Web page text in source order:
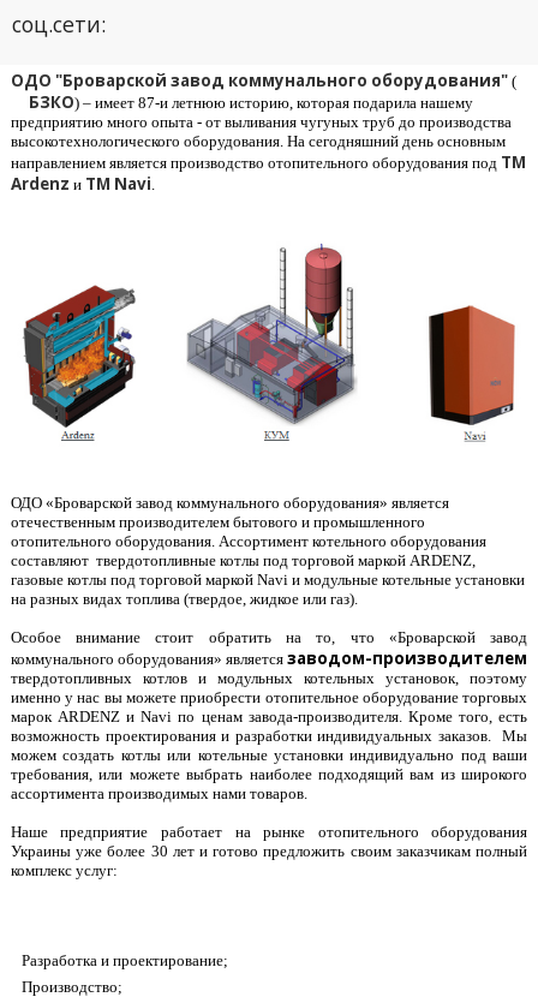
соц.сети:
ОДО "Броварской завод коммунального оборудования" (
БЗКО) – имеет 87-и летнюю историю, которая подарила нашему
предприятию много опыта - от выливания чугуных труб до производства
высокотехнологического оборудования. На сегодняшний день основным
направлением является производство отопительного оборудования под ТМ
Ardenz и ТМ Navi.
ОДО «Броварской завод коммунального оборудования» является
отечественным производителем бытового и промышленного
отопительного оборудования. Ассортимент котельного оборудования
составляют твердотопливные котлы под торговой маркой ARDENZ,
газовые котлы под торговой маркой Navi и модульные котельные установки
на разных видах топлива (твердое, жидкое или газ).
Особое внимание стоит обратить на то, что «Броварской завод
коммунального оборудования» являетсязаводом-производителем
твердотопливных котлов и модульных котельных установок, поэтому
именно у нас вы можете приобрести отопительное оборудование торговых
марок ARDENZ и Navi по ценам завода-производителя. Кроме того, есть
возможность проектирования и разработки индивидуальных заказов. Мы
можем создать котлы или котельные установки индивидуально под ваши
требования, или можете выбрать наиболее подходящий вам из широкого
ассортимента производимых нами товаров.
Наше предприятие работает на рынке отопительного оборудования
Украины уже более 30 лет и готово предложить своим заказчикам полный
комплекс услуг:
Разработка и проектирование;
Производство;